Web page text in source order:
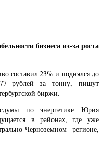
бизнеса из-за роста
составил 23% и поднялся до
рублей за тонну, пишут
биржи.
по энергетике Юрия
в районах, где уже
Черноземном регионе,